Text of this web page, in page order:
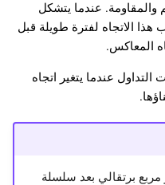
والمقاومة. عندما يتشكل
الاتجاه لفترة طويلة قبل
المعاكس.
عندما يتغير اتجاه
مربع برتقالي بعد سلسلة